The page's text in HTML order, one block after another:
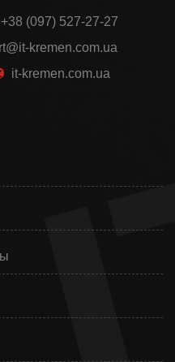
+38 (097) 527-27-27
kremen.com.ua
it-kremen.com.ua